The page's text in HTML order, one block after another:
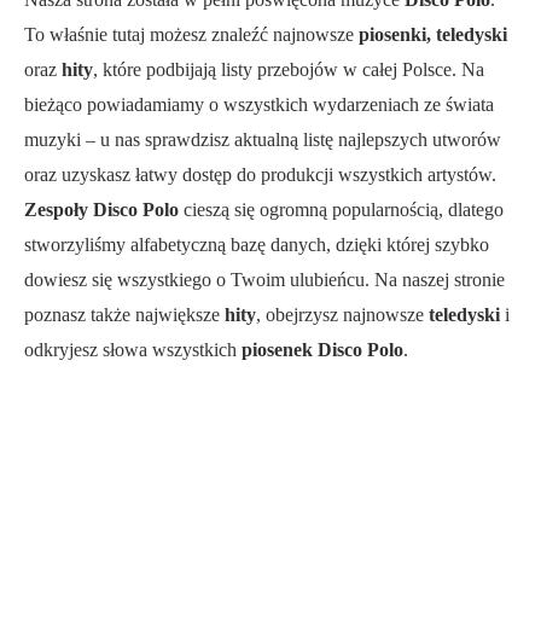
To właśnie tutaj możesz znaleźć najnowsze piosenki, teledyski
oraz hity, które podbijają listy przebojów w całej Polsce. Na
bieżąco powiadamiamy o wszystkich wydarzeniach ze świata
muzyki – u nas sprawdzisz aktualną listę najlepszych utworów
oraz uzyskasz łatwy dostęp do produkcji wszystkich artystów.
Zespoły Disco Polo cieszą się ogromną popularnością, dlatego
stworzyliśmy alfabetyczną bazę danych, dzięki której szybko
dowiesz się wszystkiego o Twoim ulubieńcu. Na naszej stronie
poznasz także największe hity, obejrzysz najnowsze teledyski i
odkryjesz słowa wszystkich piosenek Disco Polo.